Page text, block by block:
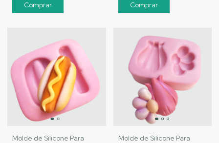
Molde de Silicone Para
Molde de Silicone Para